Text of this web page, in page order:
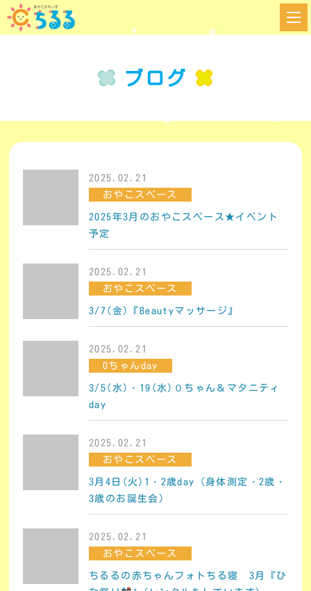
ブログ
2025.02.21
おやこスペース
2025年3月のおやこスペース★イベント
予定
2025.02.21
おやこスペース
3/7(金)『Beautyマッサージ』
2025.02.21
0ちゃんday
3/5(水)・19(水)０ちゃん＆マタニティ
day
2025.02.21
おやこスペース
3月4日(火)1・2歳day（身体測定・2歳・
3歳のお誕生会）
2025.02.21
おやこスペース
ちるるの赤ちゃんフォトちる寝 3月『ひ